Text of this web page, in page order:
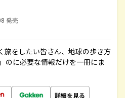
発売
旅をしたい皆さん、地球の歩き方
のに必要な情報だけを一冊にま
詳細を見る